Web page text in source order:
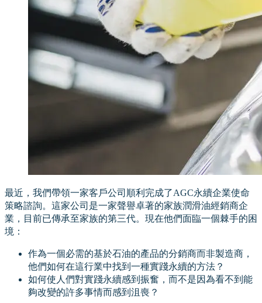
最近，我們帶領一家客戶公司順利完成了AGC永續企業使命
策略諮詢。這家公司是一家聲譽卓著的家族潤滑油經銷商企
業，目前已傳承至家族的第三代。現在他們面臨一個棘手的困
境：
作為一個必需的基於石油的產品的分銷商而非製造商，
他們如何在這行業中找到一種實踐永續的方法？
如何使人們對實踐永續感到振奮，而不是因為看不到能
夠改變的許多事情而感到沮喪？